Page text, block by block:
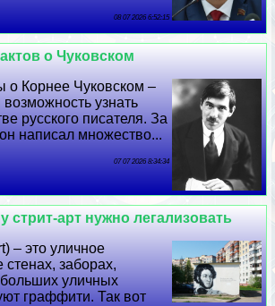
08 07 2026 6:52:15
о Чуковском
о Корнее Чуковском –
возможность узнать
русского писателя. За
написал множество...
07 07 2026 8:34:34
стрит-арт нужно легализовать
– это уличное
стенах, заборах,
уличных
граффити. Так вот